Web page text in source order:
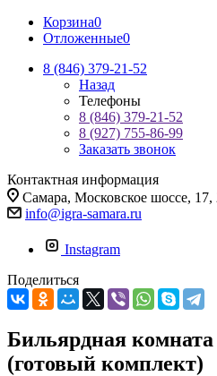
Корзина0
Отложенные0
8 (846) 379-21-52
Назад
Телефоны
8 (846) 379-21-52
8 (927) 755-86-99
Заказать звонок
Контактная информация
Самара, Московское шоссе, 17,
info@igra-samara.ru
Instagram
Поделиться
Бильярдная
(готовый комплект)